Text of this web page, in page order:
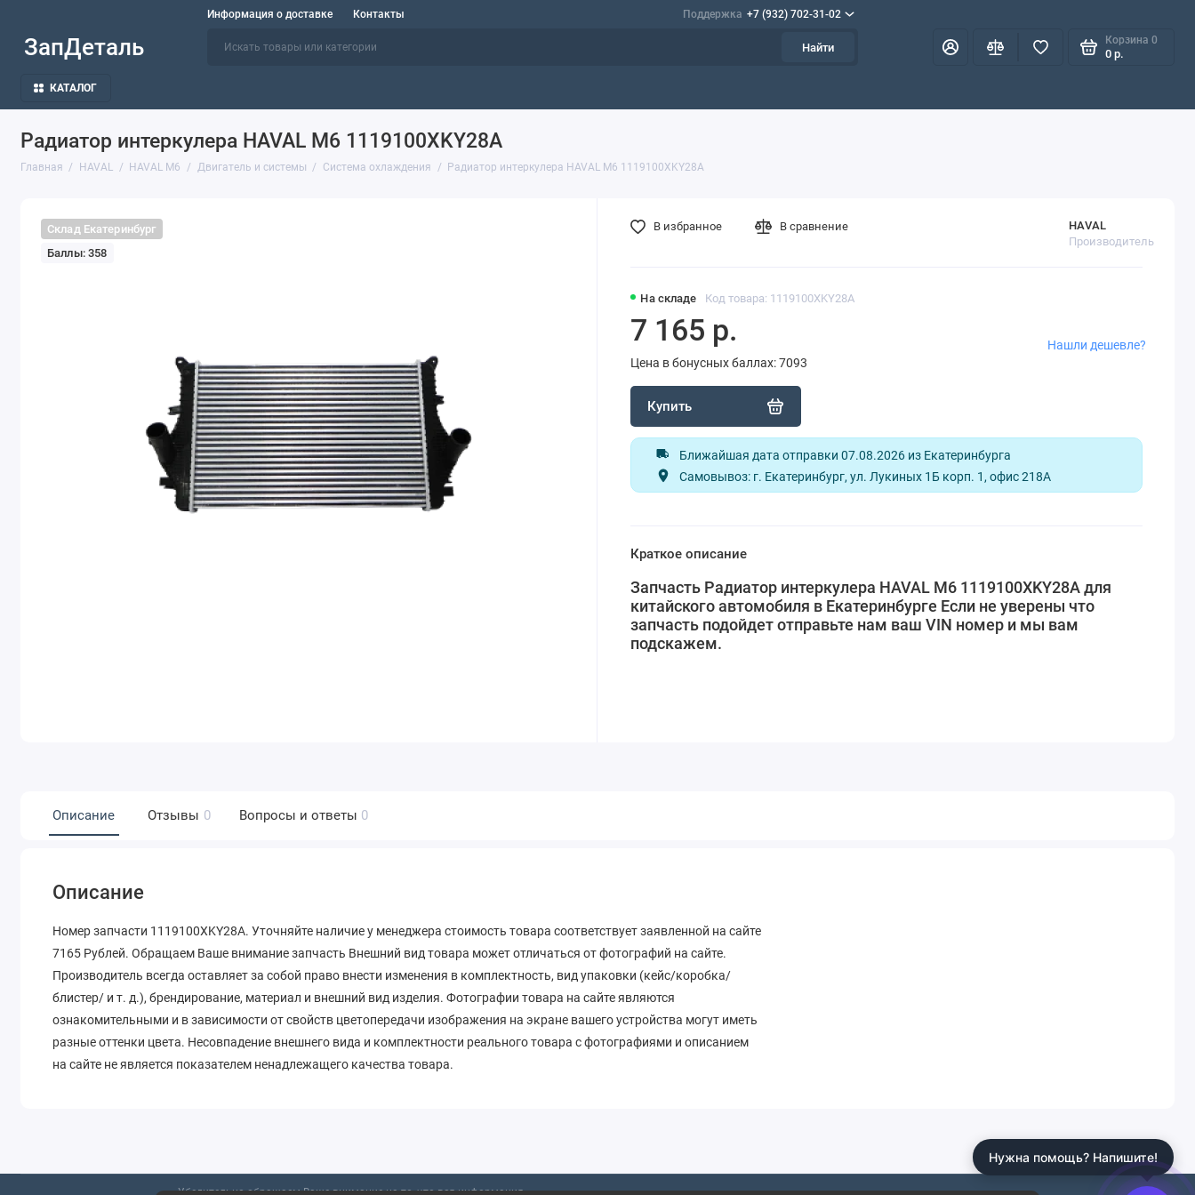
Информация о доставке Контакты Поддержка +7 (932) 702-31-02
ЗапДеталь Найти
Корзина 0
0 р.
КАТАЛОГ
Радиатор интеркулера HAVAL M6 1119100XKY28A
Главная HAVAL HAVAL M6 Двигатель и системы Система охлаждения Радиатор интеркулера HAVAL M6 1119100XKY28A
Склад Екатеринбург
Баллы: 358
На складе Код товара: 1119100XKY28A
HAVAL
Производитель
7 165 р.
Цена в бонусных баллах: 7093
Купить
Нашли дешевле?
Ближайшая дата отправки 07.08.2026 из Екатеринбурга
Самовывоз: г. Екатеринбург, ул. Лукиных 1Б корп. 1, офис 218А
В избранное В сравнение
Краткое описание
Запчасть Радиатор интеркулера HAVAL M6 1119100XKY28A для
китайского автомобиля в Екатеринбурге Если не уверены что
запчасть подойдет отправьте нам ваш VIN номер и мы вам
подскажем.
Описание Отзывы 0 Вопросы и ответы 0
Описание
Номер запчасти 1119100XKY28A. Уточняйте наличие у менеджера стоимость товара соответствует заявленной на сайте
7165 Рублей. Обращаем Ваше внимание запчасть Внешний вид товара может отличаться от фотографий на сайте.
Производитель всегда оставляет за собой право внести изменения в комплектность, вид упаковки (кейс/коробка/
блистер/ и т. д.), брендирование, материал и внешний вид изделия. Фотографии товара на сайте являются
ознакомительными и в зависимости от свойств цветопередачи изображения на экране вашего устройства могут иметь
разные оттенки цвета. Несовпадение внешнего вида и комплектности реального товара с фотографиями и описанием
на сайте не является показателем ненадлежащего качества товара.
Нужна помощь? Напишите!